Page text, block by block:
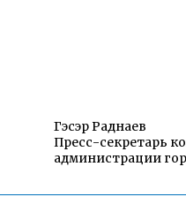
Гэсэр Раднаев
Пресс-секретарь
администрации